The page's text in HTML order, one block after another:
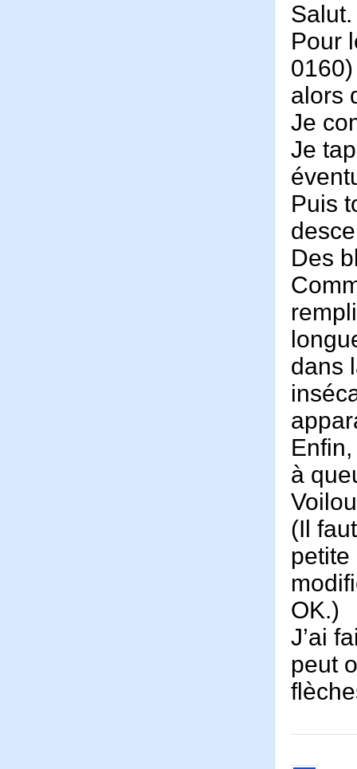
Pour
alors
Je
Je
Puis
Des
dans
à
(Il
OK.)
J’ai
peut